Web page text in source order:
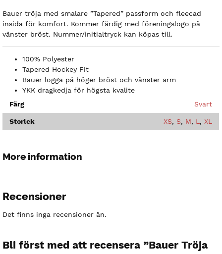
Bauer tröja med smalare ”Tapered” passform och fleecad
insida för komfort. Kommer färdig med föreningslogo på
vänster bröst. Nummer/initialtryck kan köpas till.
100% Polyester
Tapered Hockey Fit
Bauer logga på höger bröst och vänster arm
YKK dragkedja för högsta kvalite
Färg
Svart
Storlek XS, S, M, L , XL
More information
Recensioner
Det finns inga recensioner än.
Bli först med att recensera ”Bauer Tröja